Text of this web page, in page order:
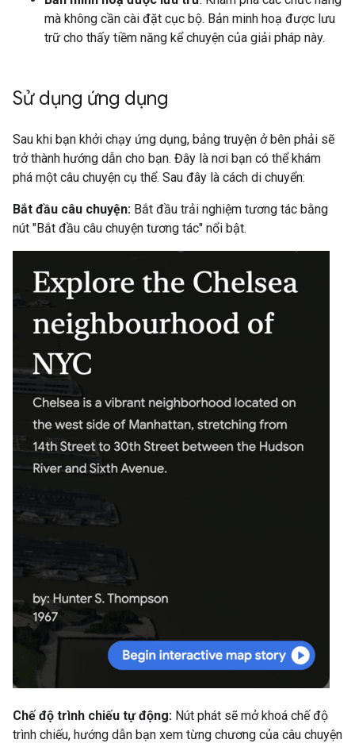
mà không cần cài đặt cục bộ. Bản minh hoạ được lưu
trữ cho thấy tiềm năng kể chuyện của giải pháp này.
Sử dụng ứng dụng
Sau khi bạn khởi chạy ứng dụng, bảng truyện ở bên phải sẽ
trở thành hướng dẫn cho bạn. Đây là nơi bạn có thể khám
phá một câu chuyện cụ thể. Sau đây là cách di chuyển:
Bắt đầu câu chuyện: Bắt đầu trải nghiệm tương tác bằng
nút "Bắt đầu câu chuyện tương tác" nổi bật.
Chế độ trình chiếu tự động: Nút phát sẽ mở khoá chế độ
trình chiếu, hướng dẫn bạn xem từng chương của câu chuyện